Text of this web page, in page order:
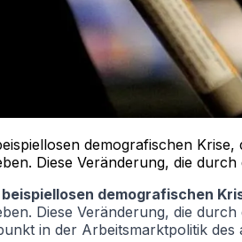
demografischen
Diese Veränderung, die
demografischen
Diese Veränderung, die
in der Arbeitsmarktpolitik des